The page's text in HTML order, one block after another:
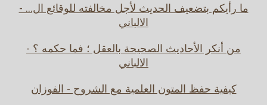
ما رأيكم بتضعيف الحديث لأجل مخالفته للوقائع ال... -
الالباني
من أنكر الأحاديث الصحيحة بالعقل ؛ فما حكمه ؟ -
الالباني
كيفية حفظ المتون العلمية مع الشروح - الفوزان